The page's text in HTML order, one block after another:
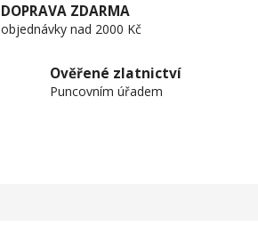
DOPRAVA ZDARMA
objednávky nad 2000 Kč
Ověřené zlatnictví
Puncovním úřadem